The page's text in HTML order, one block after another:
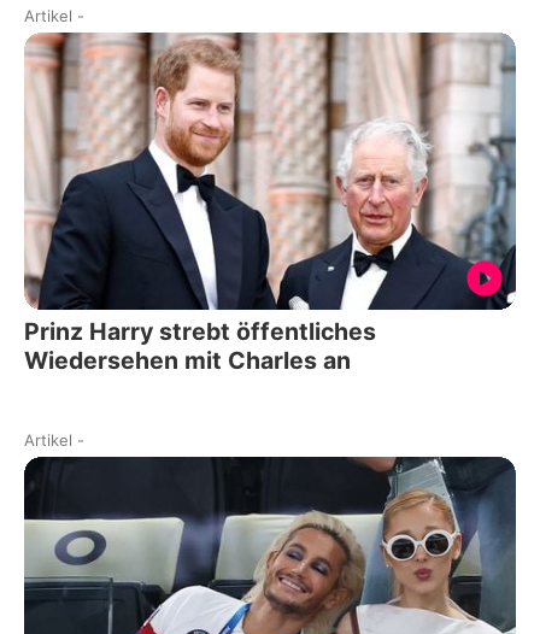
Artikel -
Prinz Harry strebt öffentliches
Wiedersehen mit Charles an
Artikel -